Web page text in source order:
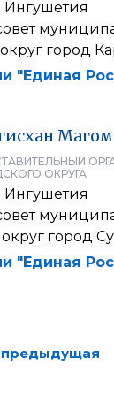
Ингушетия
город
"Единая
ОКРУГА
Ингушетия
город
"Единая
предыдущая